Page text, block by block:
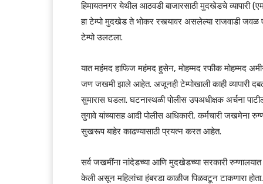
हिमायतनगर येथील आठवडी बाजारसाठी मुदखेडचे
हा टेम्पो मुदखेड ते भोकर रस्त्यावर असलेल्या राजवाडी जवळ
टेम्पो उलटला.
यात महंमद हाफिज महंमद हुसेन, मोहम्मद रफीक मोहम्मद
जण जखमी झाले आहेत. अजूनही टेम्पोखाली काही व्यापारी
सुमारास घडला. घटनास्थळी पोलीस उपअधीक्षक अर्चना
तुगावे यांच्यासह आदी पोलीस अधिकारी, कर्मचारी जखमेना
सुखरूप बाहेर काढण्यासाठी प्रयत्न करत आहेत.
सर्व जखमींना नांदेडच्या आणि मुदखेडच्या सरकारी
केली असून महिलांचा हंबरडा काळीज पिळवटून टाकणारा होता.